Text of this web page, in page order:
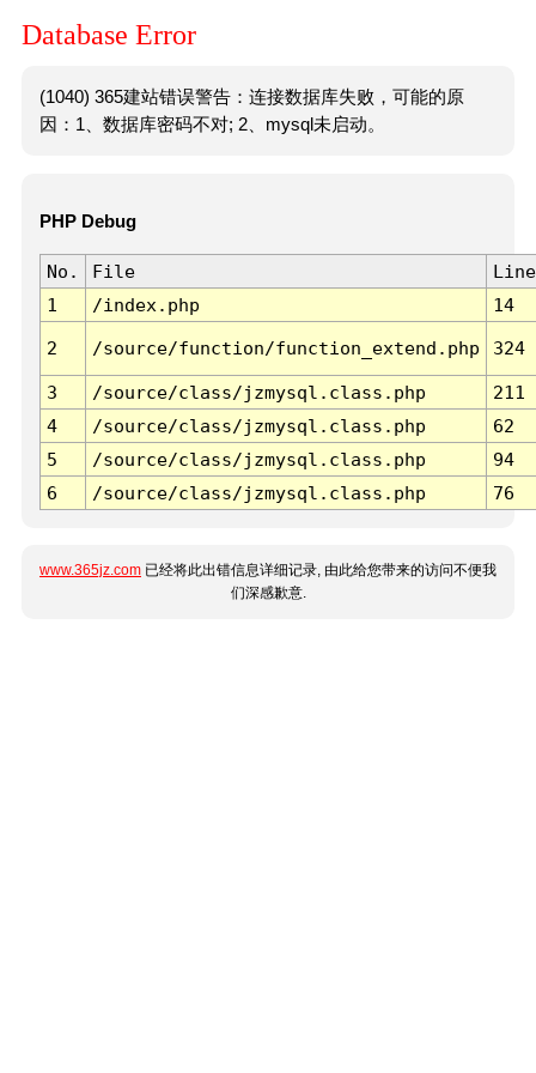
Database Error
(1040) 365建站错误警告：连接数据库失败，可能的原
因：1、数据库密码不对; 2、mysql未启动。
PHP Debug
No. File
Line
1
/index.php 14
2 /source/function/function_extend.php 324
3 /source/class/jzmysql.class.php
211
4
/source/class/jzmysql.class.php
62
5
/source/class/jzmysql.class.php
94
6
/source/class/jzmysql.class.php 76
www.365jz.com 已经将此出错信息详细记录, 由此给您带来的访问不便我
们深感歉意.